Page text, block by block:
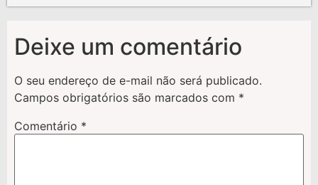
Deixe um comentário
O seu endereço de e-mail não será publicado.
Campos obrigatórios são marcados com *
Comentário *